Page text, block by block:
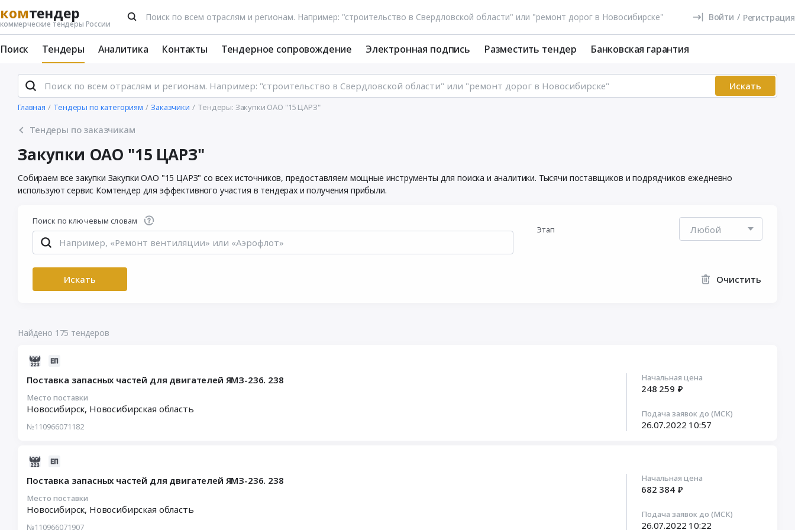
комтендер
коммерческие тендеры России
Войти / Регистрация
Поиск Тендеры Аналитика Контакты Тендерное сопровождение Электронная подпись Разместить тендер Банковская гарантия
Искать
Главная Тендеры по категориям Заказчики Тендеры: Закупки ОАО "15 ЦАРЗ"
Тендеры по заказчикам
Закупки ОАО "15 ЦАРЗ"
Собираем все закупки Закупки ОАО "15 ЦАРЗ" со всех источников, предоставляем мощные инструменты для поиска и аналитики. Тысячи поставщиков и подрядчиков ежедневно
используют сервис Комтендер для эффективного участия в тендерах и получения прибыли.
Поиск по ключевым словам
Этап
Искать Очистить
Найдено 175 тендеров
Поставка запасных частей для двигателей ЯМЗ-236. 238
Место поставки
Новосибирск, Новосибирская область
№110966071182
Начальная цена
248 259 ₽
Подача заявок до (МСК)
26.07.2022 10:57
2022-
10:57:45
2022-
10:57:45
Тендер
поставку
запасных
Поставка запасных частей для двигателей ЯМЗ-236. 238
Место поставки
Новосибирск, Новосибирская область
№110966071907
Начальная цена
682 384 ₽
Подача заявок до (МСК)
26.07.2022 10:22
2022-
10:22:39
2022-